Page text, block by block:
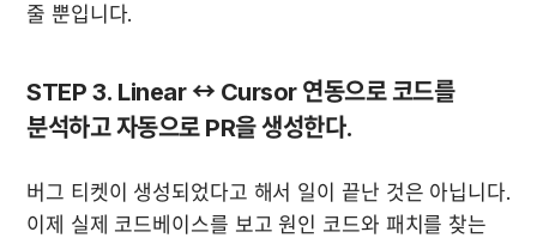
줄 뿐입니다.
STEP 3. Linear ↔ Cursor 연동으로 코드를
분석하고 자동으로 PR을 생성한다.
버그 티켓이 생성되었다고 해서 일이 끝난 것은 아닙니다.
이제 실제 코드베이스를 보고 원인 코드와 패치를 찾는